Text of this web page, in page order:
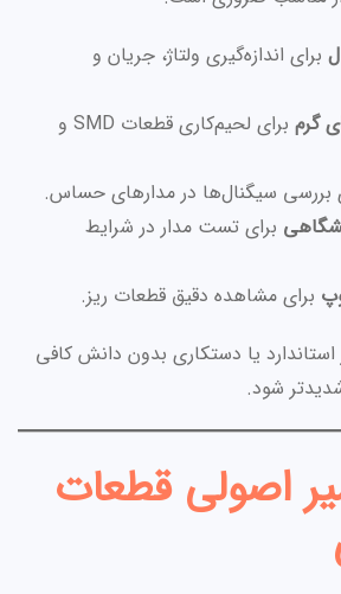
برای اندازه‌گیری ولتاژ، جریان و
گرم
برای لحیم‌کاری قطعات SMD و
بررسی سیگنال‌ها در مدارهای حساس.
برای تست مدار در شرایط
برای مشاهده دقیق قطعات ریز.
استاندارد یا دستکاری بدون دانش کافی
شود.
اصولی قطعات